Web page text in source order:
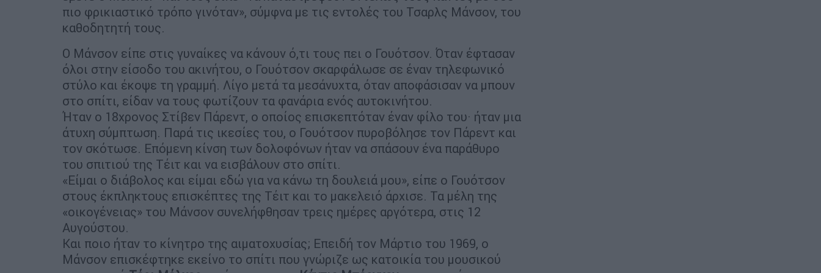
πιο φρικιαστικό τρόπο γινόταν», σύμφνα με τις εντολές του Τσαρλς Μάνσον, του
καθοδητητή τους.
Ο Μάνσον είπε στις γυναίκες να κάνουν ό,τι τους πει ο Γουότσον. Όταν έφτασαν
όλοι στην είσοδο του ακινήτου, ο Γουότσον σκαρφάλωσε σε έναν τηλεφωνικό
στύλο και έκοψε τη γραμμή. Λίγο μετά τα μεσάνυχτα, όταν αποφάσισαν να μπουν
στο σπίτι, είδαν να τους φωτίζουν τα φανάρια ενός αυτοκινήτου.
Ήταν ο 18χρονος Στίβεν Πάρεντ, ο οποίος επισκεπτόταν έναν φίλο του· ήταν μια
άτυχη σύμπτωση. Παρά τις ικεσίες του, ο Γουότσον πυροβόλησε τον Πάρεντ και
τον σκότωσε. Επόμενη κίνση των δολοφόνων ήταν να σπάσουν ένα παράθυρο
του σπιτιού της Τέιτ και να εισβάλουν στο σπίτι.
«Είμαι ο διάβολος και είμαι εδώ για να κάνω τη δουλειά μου», είπε ο Γουότσον
στους έκπληκτους επισκέπτες της Τέιτ και το μακελειό άρχισε. Τα μέλη της
«οικογένειας» του Μάνσον συνελήφθησαν τρεις ημέρες αργότερα, στις 12
Αυγούστου.
Και ποιο ήταν το κίνητρο της αιματοχυσίας; Επειδή τον Μάρτιο του 1969, ο
Μάνσον επισκέφτηκε εκείνο το σπίτι που γνώριζε ως κατοικία του μουσικού